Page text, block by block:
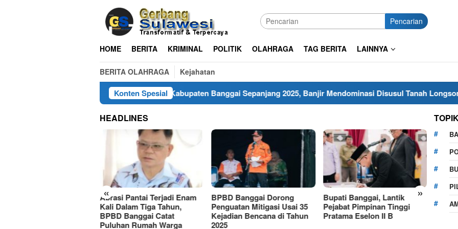
Pencarian
HOME BERITA KRIMINAL POLITIK OLAHRAGA TAG BERITA LAINNYA
BERITA OLAHRAGA Kejahatan
Konten Spesial
35 Kali Bencana Hantam Kabupaten Banggai Sepanjang 2025, Banjir Mendominasi Disusul Tanah Longsor,
HEADLINES
« »
Abrasi Pantai Terjadi Enam
Kali Dalam Tiga Tahun,
BPBD Banggai Catat
Puluhan Rumah Warga
BPBD Banggai Dorong
Penguatan Mitigasi Usai 35
Kejadian Bencana di Tahun
2025
Bupati Banggai, Lantik
Pejabat Pimpinan Tinggi
Pratama Eselon II B